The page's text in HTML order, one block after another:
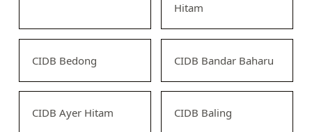
Hitam
CIDB Bedong CIDB Bandar Baharu
CIDB Ayer Hitam CIDB Baling